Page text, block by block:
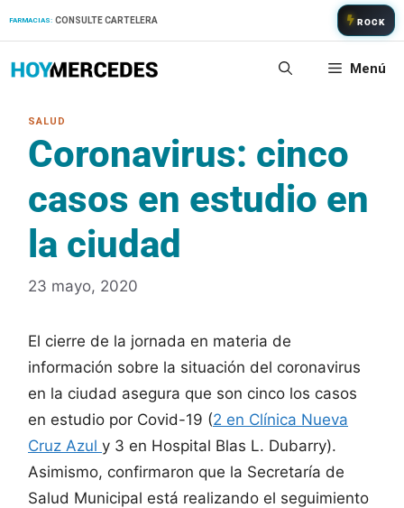
FARMACIAS: CONSULTE CARTELERA ROCK
Menú
Coronavirus: cinco
casos en estudio en
la ciudad
23 mayo, 2020
El cierre de la jornada en materia de
información sobre la situación del coronavirus
en la ciudad asegura que son cinco los casos
en estudio por Covid-19 (2 en Clínica Nueva
Cruz Azul y 3 en Hospital Blas L. Dubarry).
Asimismo, confirmaron que la Secretaría de
Salud Municipal está realizando el seguimiento